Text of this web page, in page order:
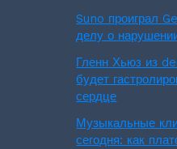
Suno проиграл
делу о
Гленн Хьюз из
будет
сердце
Музыкальные
сегодня: как